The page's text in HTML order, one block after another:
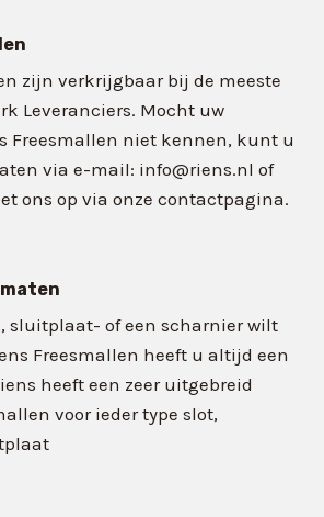
zijn verkrijgbaar bij de meeste
Leveranciers. Mocht uw
Freesmallen niet kennen, kunt u
via e-mail: info@riens.nl of
ons op via onze contactpagina.
sluitplaat- of een scharnier wilt
Freesmallen heeft u altijd een
heeft een zeer uitgebreid
voor ieder type slot,